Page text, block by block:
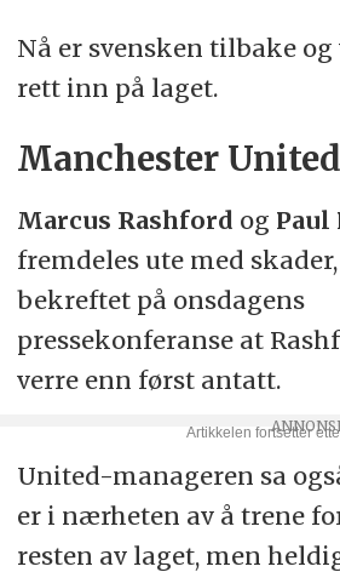
Nå er svensken tilbake
rett inn på laget.
Manchester
Marcus Rashford og Paul
fremdeles ute med
bekreftet på onsdagens
pressekonferanse at
verre enn først antatt.
United-manageren sa
er i nærheten av å trene
resten av laget, men